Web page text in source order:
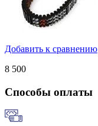
Добавить к сравнению
8 500
Способы оплаты